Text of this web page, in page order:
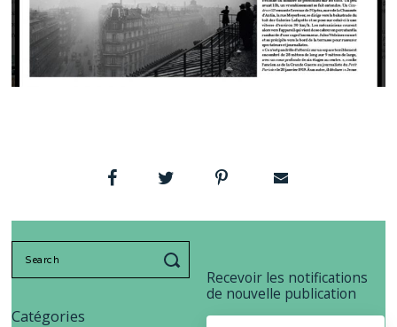
Recevoir les notifications
de nouvelle publication
Catégories